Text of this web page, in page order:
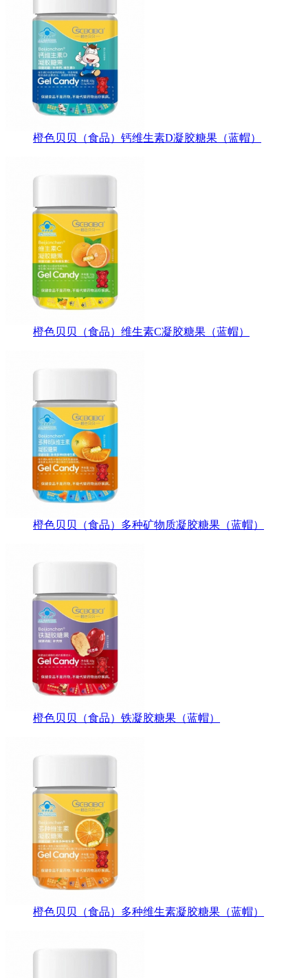
橙色贝贝（食品）钙维生素D凝胶糖果（蓝帽）
橙色贝贝（食品）维生素C凝胶糖果（蓝帽）
橙色贝贝（食品）多种矿物质凝胶糖果（蓝帽）
橙色贝贝（食品）铁凝胶糖果（蓝帽）
橙色贝贝（食品）多种维生素凝胶糖果（蓝帽）